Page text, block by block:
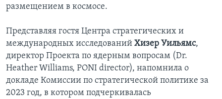
размещением в космосе.
Представляя гостя Центра стратегических и
международных исследований Хизер Уильямс,
директор Проекта по ядерным вопросам (Dr.
Heather Williams, PONI director), напомнила о
докладе Комиссии по стратегической политике за
2023 год, в котором подчеркивалась